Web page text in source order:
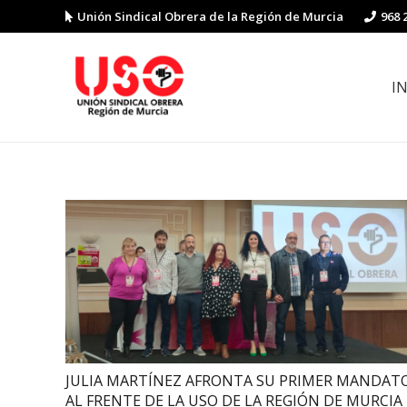
Unión Sindical Obrera de la Región de Murcia 968
JULIA MARTÍNEZ AFRONTA SU PRIMER
AL FRENTE DE LA USO DE LA REGIÓN DE MURCIA